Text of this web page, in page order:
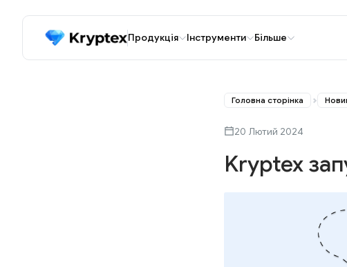
Продукція Інструменти Більше
Головна сторінка
20 Лютий 2024
Kryptex